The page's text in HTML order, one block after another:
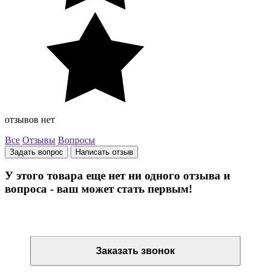
отзывов нет
Все Отзывы Вопросы
Задать вопрос Написать отзыв
У этого товара еще нет ни одного отзыва и
вопроса - ваш может стать первым!
Заказать звонок